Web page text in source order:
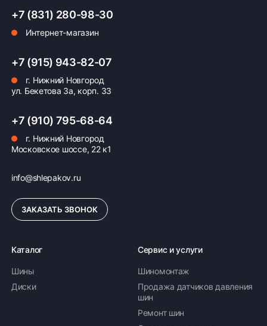
Курьерская доставка по Нижнему Новгороду,
Нижегородской области и самовывоз:
по адресу: Нижний Новгород, ул. Бекетова,
3а к33
Доставка комплекта
(4 шт.) шин или
дисков
Мы отправляем заказы по всей России всеми
транспортными компаниями (ПЭК, Деловые
Линии, ЖелДорЭкспедиция, Кит,
Автотрейдинг, Ратэк, Энергия и др.)
+7 (831) 280-98-30
Интернет-магазин
+7 (915) 943-82-07
г. Нижний Новгород
ул. Бекетова 3а, корп. 33
+7 (910) 795-68-64
г. Нижний Новгород
Московское шоссе, 22 к1
info@shlepakov.ru
ЗАКАЗАТЬ ЗВОНОК
Каталог
Шины
Диски
Сервис и услуги
Шиномонтаж
Продажа датчиков давления
шин
Ремонт шин